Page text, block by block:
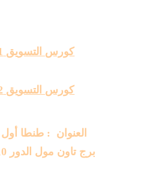
العنوان  : طنطا
برج تاون مول الدور 10  وحدة رقم 8
كورس التسويق LEVEL 1
كورس التسويق LEVEL 2